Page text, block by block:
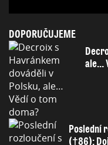
DOPORUČUJEME
ale…
Poslední
(†86):